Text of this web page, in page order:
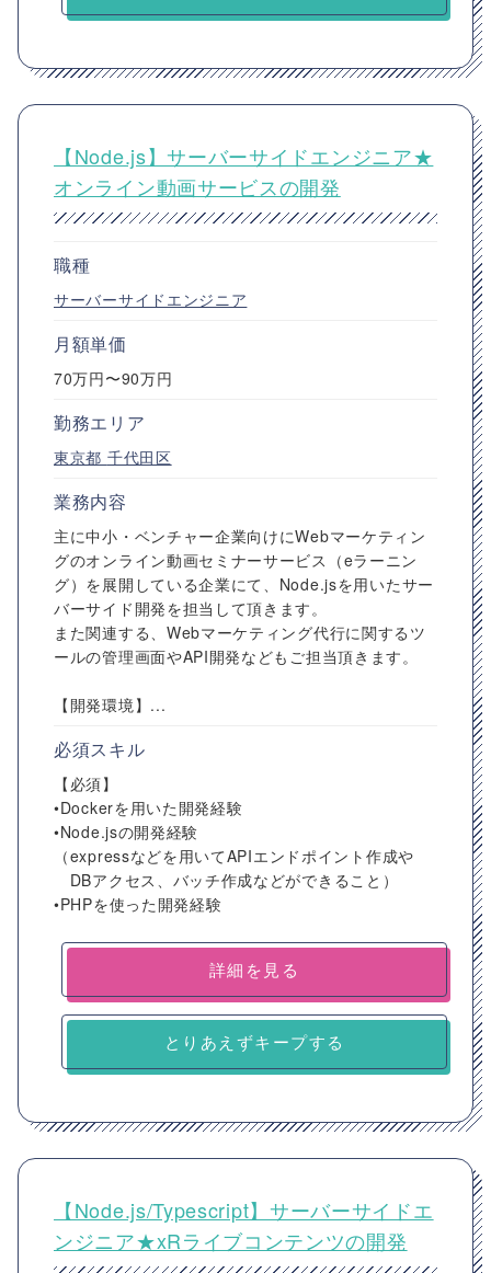
【Node.js】サーバーサイドエンジニア★
オンライン動画サービスの開発
職種
サーバーサイドエンジニア
月額単価
70万円〜90万円
勤務エリア
東京都 千代田区
業務内容
主に中小・ベンチャー企業向けにWebマーケティン
グのオンライン動画セミナーサービス（eラーニン
グ）を展開している企業にて、Node.jsを用いたサー
バーサイド開発を担当して頂きます。
また関連する、Webマーケティング代行に関するツ
ールの管理画面やAPI開発などもご担当頂きます。
【開発環境】...
必須スキル
【必須】
•Dockerを用いた開発経験
•Node.jsの開発経験
（expressなどを用いてAPIエンドポイント作成や
DBアクセス、バッチ作成などができること）
•PHPを使った開発経験
詳細を見る
とりあえずキープする
【Node.js/Typescript】サーバーサイドエ
ンジニア★xRライブコンテンツの開発